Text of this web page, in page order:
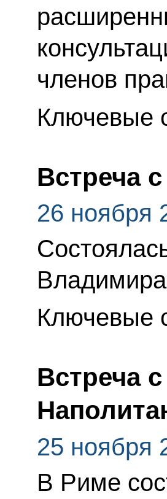
членов
Ключевые
Встреча
26 ноября
Ключевые
Встреча
25 ноября
В Риме